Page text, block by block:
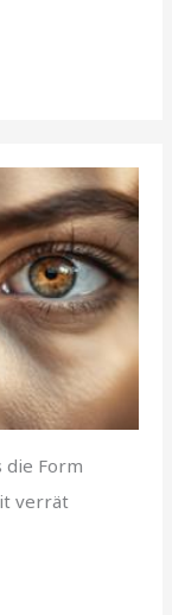
die Form
verrät